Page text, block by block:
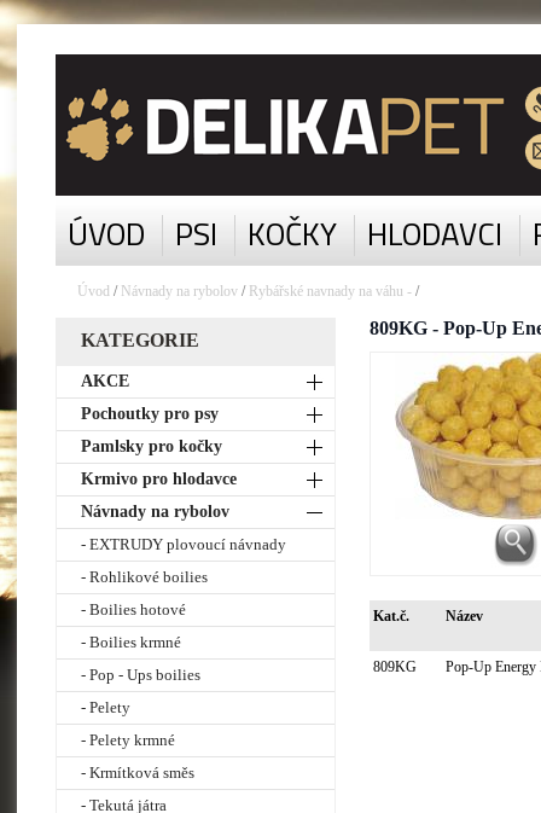
ÚVOD PSI KOČKY HLODAVCI
Úvod / Návnady na rybolov/ Rybářské navnady na váhu - /
KATEGORIE
AKCE
Pochoutky pro psy
Pamlsky pro kočky
Krmivo pro hlodavce
Návnady na rybolov
- EXTRUDY plovoucí návnady
- Rohlikové boilies
- Boilies hotové
- Boilies krmné
- Pop - Ups boilies
- Pelety
- Pelety krmné
- Krmítková směs
- Tekutá játra
809KG - Pop-Up
Kat.č. Název
809KG Pop-Up